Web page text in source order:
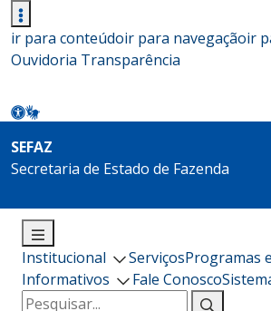
ir para conteúdoir para navegaçãoir
Ouvidoria Transparência
SEFAZ
Secretaria de Estado de Fazenda
Institucional ServiçosProgramas
Informativos
Fale Conosco
Pesquisar